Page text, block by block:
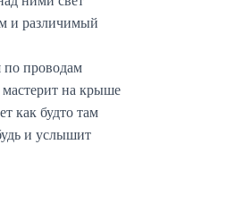
и различимый
по проводам
мастерит на крыше
как будто там
и услышит